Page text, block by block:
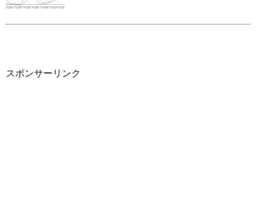
スポンサーリンク